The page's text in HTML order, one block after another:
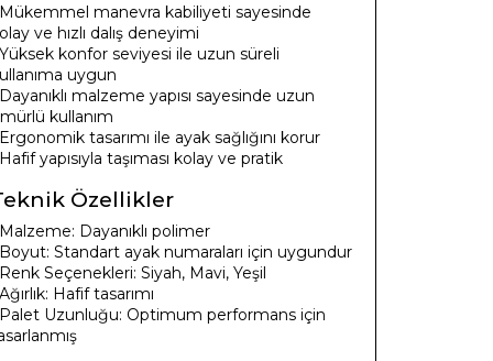
Mükemmel manevra kabiliyeti sayesinde
ve hızlı dalış deneyimi
Yüksek konfor seviyesi ile uzun süreli
uygun
Dayanıklı malzeme yapısı sayesinde uzun
kullanım
Ergonomik tasarımı ile ayak sağlığını korur
Hafif yapısıyla taşıması kolay ve pratik
Özellikler
Malzeme: Dayanıklı polimer
Boyut: Standart ayak numaraları için uygundur
Renk Seçenekleri: Siyah, Mavi, Yeşil
Hafif tasarımı
Palet Uzunluğu: Optimum performans için